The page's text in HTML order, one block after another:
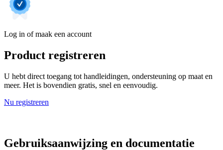
Log in of maak een account
Product registreren
U hebt direct toegang tot handleidingen, ondersteuning op maat en
meer. Het is bovendien gratis, snel en eenvoudig.
Nu registreren
Gebruiksaanwijzing en documentatie